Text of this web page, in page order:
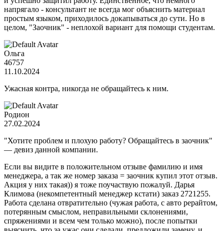
напрягало - консультант не всегда мог объяснить материал
простым языком, приходилось докапываться до сути. Но в
целом, "Заочник" - неплохой вариант для помощи студентам.
Ольга
46757
11.10.2024
Ужасная контра, никогда не обращайтесь к ним.
Родион
27.02.2024
"Хотите проблем и плохую работу? Обращайтесь в заочник"
— девиз данной компании.
Если вы видите в положительном отзыве фамилию и имя
менеджера, а так же номер заказа = заочник купил этот отзыв.
Акция у них такая)) я тоже поучаствую пожалуй. Дарья
Климова (некомпетентный менеджер кстати) заказ 2721255.
Работа сделана отвратительно (чужая работа, с авто рерайтом,
потерянным смыслом, неправильными склонениями,
спряжениями и всем чем только можно), после попытки